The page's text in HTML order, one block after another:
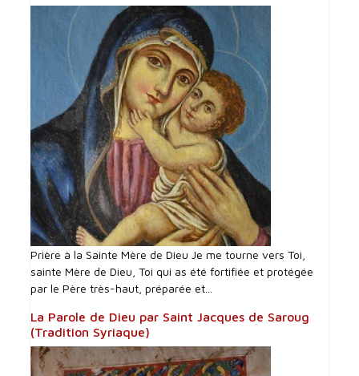
Prière à la Sainte Mère de Dieu Je me tourne vers Toi,
sainte Mère de Dieu, Toi qui as été fortifiée et protégée
par le Père très-haut, préparée et...
La Parole de Dieu par Saint Jacques de Saroug
(Tradition Syriaque)